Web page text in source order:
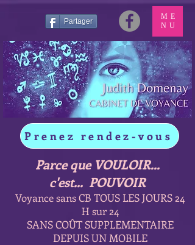
Partager
Prenez rendez-vous
Parce que VOULOIR...
c'est... POUVOIR
Voyance sans CB TOUS LES JOURS 24
H sur 24
SANS COÛT SUPPLEMENTAIRE
DEPUIS UN MOBILE
ME
NU